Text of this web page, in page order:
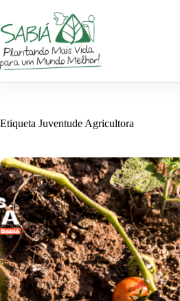
contenido
Etiqueta Juventude Agricultora